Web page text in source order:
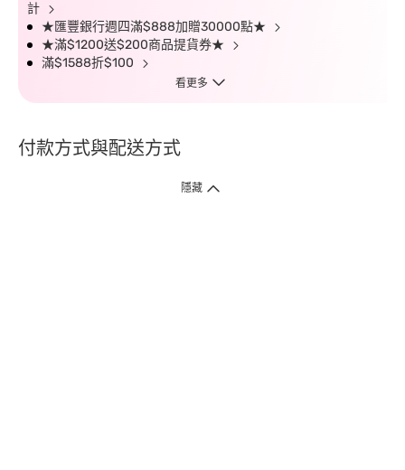
計
★匯豐銀行週四滿$888加贈30000點★
★滿$1200送$200商品提貨券★
滿$1588折$100
看更多
付款方式與配送方式
隱藏